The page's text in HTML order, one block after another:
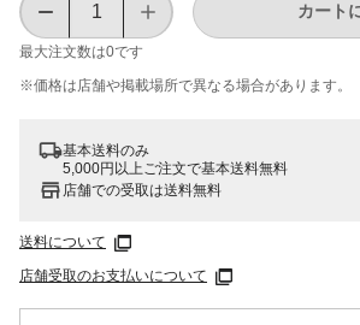
最大注文数は0です
カート
※価格は​店舗や​掲載場所で​異なる​場合が​あります。
基本送料のみ
5,000円以上ご注文で基本送料無料
店舗での受取は送料無料
送料について
店舗受取のお支払いについて